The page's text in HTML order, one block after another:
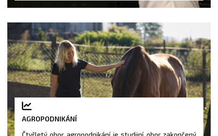
AGROPODNIKÁNÍ
Čtyřletý obor agropodnikání je studijní obor zakončený